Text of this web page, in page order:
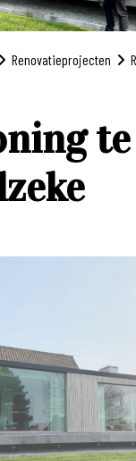
Renovatieprojecten
te